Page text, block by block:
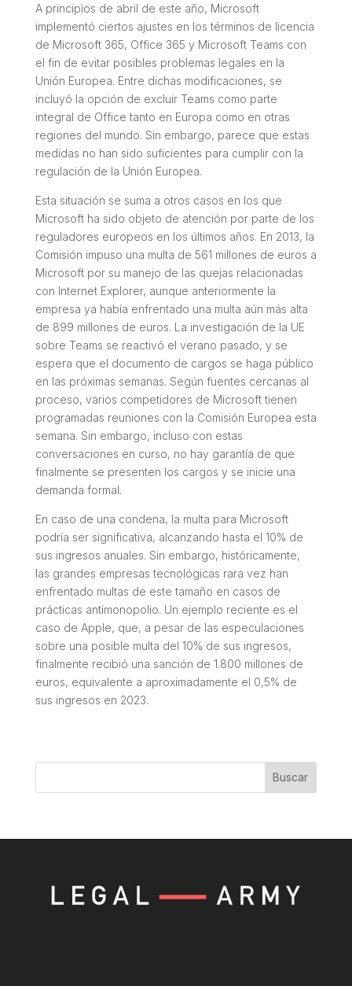
A principios de abril de este año, Microsoft
implementó ciertos ajustes en los términos de licencia
de Microsoft 365, Office 365 y Microsoft Teams con
el fin de evitar posibles problemas legales en la
Unión Europea. Entre dichas modificaciones, se
incluyó la opción de excluir Teams como parte
integral de Office tanto en Europa como en otras
regiones del mundo. Sin embargo, parece que estas
medidas no han sido suficientes para cumplir con la
regulación de la Unión Europea.
Esta situación se suma a otros casos en los que
Microsoft ha sido objeto de atención por parte de los
reguladores europeos en los últimos años. En 2013, la
Comisión impuso una multa de 561 millones de euros a
Microsoft por su manejo de las quejas relacionadas
con Internet Explorer, aunque anteriormente la
empresa ya había enfrentado una multa aún más alta
de 899 millones de euros. La investigación de la UE
sobre Teams se reactivó el verano pasado, y se
espera que el documento de cargos se haga público
en las próximas semanas. Según fuentes cercanas al
proceso, varios competidores de Microsoft tienen
programadas reuniones con la Comisión Europea esta
semana. Sin embargo, incluso con estas
conversaciones en curso, no hay garantía de que
finalmente se presenten los cargos y se inicie una
demanda formal.
En caso de una condena, la multa para Microsoft
podría ser significativa, alcanzando hasta el 10% de
sus ingresos anuales. Sin embargo, históricamente,
las grandes empresas tecnológicas rara vez han
enfrentado multas de este tamaño en casos de
prácticas antimonopolio. Un ejemplo reciente es el
caso de Apple, que, a pesar de las especulaciones
sobre una posible multa del 10% de sus ingresos,
finalmente recibió una sanción de 1.800 millones de
euros, equivalente a aproximadamente el 0,5% de
sus ingresos en 2023.
Buscar